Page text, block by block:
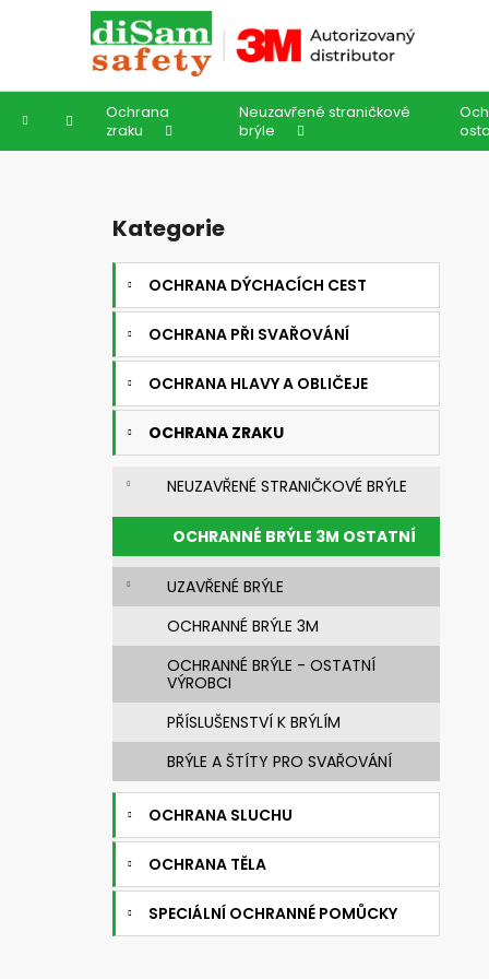
Domů
Ochrana
zraku
Neuzavřené straničkové
brýle
Přeskočit
kategorie
Kategorie
OCHRANA DÝCHACÍCH CEST
OCHRANA PŘI SVAŘOVÁNÍ
OCHRANA HLAVY A OBLIČEJE
OCHRANA ZRAKU
NEUZAVŘENÉ STRANIČKOVÉ BRÝLE
OCHRANNÉ BRÝLE 3M OSTATNÍ
UZAVŘENÉ BRÝLE
OCHRANNÉ BRÝLE 3M
OCHRANNÉ BRÝLE - OSTATNÍ
VÝROBCI
PŘÍSLUŠENSTVÍ K BRÝLÍM
BRÝLE A ŠTÍTY PRO SVAŘOVÁNÍ
OCHRANA SLUCHU
OCHRANA TĚLA
SPECIÁLNÍ OCHRANNÉ POMŮCKY
í
Zpět
do
obchodu
Zpět
do
obchodu
631830 SVÁŘEČSKÁ KUKLA 3M
SPEEDGLAS G5-03 PRO S FILTREM G5-
01/03VC
14 269,76 Kč
Původně:20 385,37 Kč